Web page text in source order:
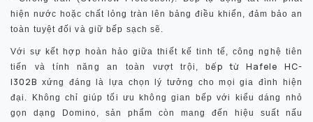
hiện nước hoặc chất lỏng tràn lên bảng điều khiển, đảm bảo an
toàn tuyệt đối và giữ bếp sạch sẽ.
Với sự kết hợp hoàn hảo giữathiết kế tinh tế ,công nghệ tiên
tiến
vàtính năng an toàn vượt trội ,bếp từ Hafele HC-
I302B xứng đáng là lựa chọn lý tưởng cho mọi gia đình hiện
đại. Không chỉ giúp tối ưu không gian bếp với kiểu dáng nhỏ
gọn dạng Domino, sản phẩm còn mang đến hiệu suất nấu